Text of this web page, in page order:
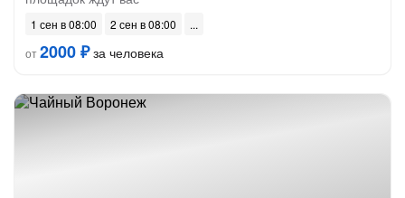
1 сен в 08:00
2 сен в 08:00
от2000 ₽за человека